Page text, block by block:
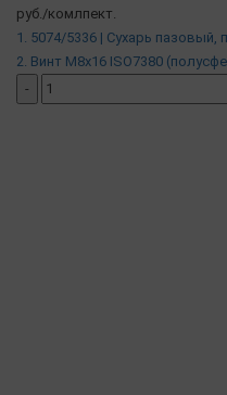
руб./комлпект.
1. 5074/5336 | Сухарь пазовый,
2. Винт М8х16 ISO7380
-